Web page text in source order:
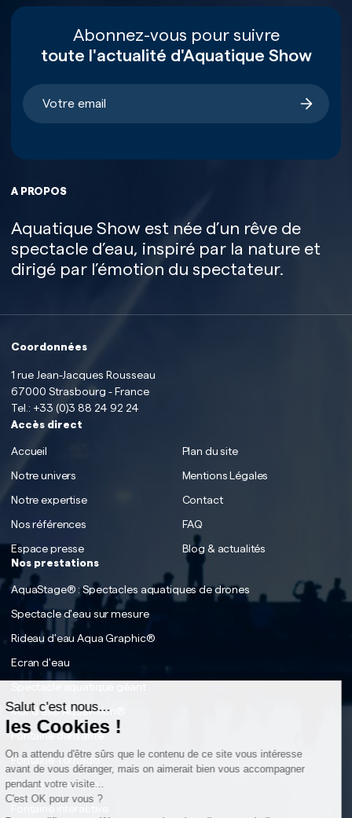
Abonnez-vous pour suivre
toute l'actualité d'Aquatique Show
A PROPOS
Aquatique Show est née d’un rêve de
spectacle d’eau, inspiré par la nature et
dirigé par l’émotion du spectateur.
Coordonnées
1 rue Jean-Jacques Rousseau
67000 Strasbourg - France
Tel.: +33 (0)3 88 24 92 24
Accès direct
Accueil
Plan du site
Notre univers
Mentions Légales
Notre expertise
Contact
Nos références
FAQ
Espace presse
Blog & actualités
Nos prestations
AquaStage® : Spectacles aquatiques de drones
Spectacle d'eau sur mesure
Rideau d'eau Aqua Graphic®
Ecran d'eau
Mur d'eau Aquavision®
Fontaine dansante
Fontaine Tornado
Tunnel Aquatique
Fontaine interactive
Salut c'est nous...
les Cookies !
On a attendu d'être sûrs que le contenu de ce site vous intéresse
avant de vous déranger, mais on aimerait bien vous accompagner
pendant votre visite...
C'est OK pour vous ?